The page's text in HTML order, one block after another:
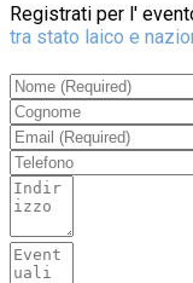
Registrati per l'
tra stato laico e